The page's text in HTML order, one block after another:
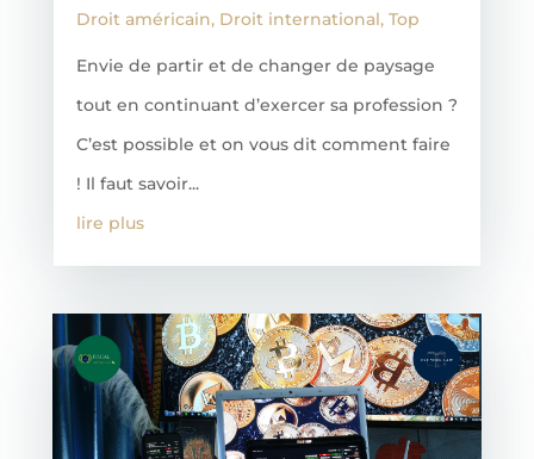
Droit américain, Droit international, Top
Envie de partir et de changer de paysage
tout en continuant d’exercer sa profession ?
C’est possible et on vous dit comment faire
! Il faut savoir...
lire plus